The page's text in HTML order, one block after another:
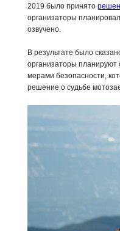
2019 было принято
организаторы
озвучено.
В результате было
организаторы планируют
мерами безопасности,
решение о судьбе